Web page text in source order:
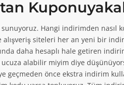
Hangi indirimden nasıl
siteleri her an yeni bir
daha hesaplı hale getiren
alabilir miyim diye
geçmeden önce ekstra indirim